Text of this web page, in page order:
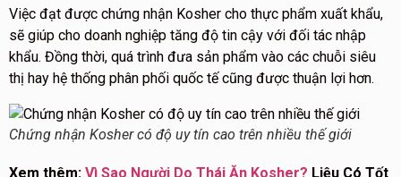
Việc đạt được chứng nhận Kosher cho thực phẩm xuất khẩu,
sẽ giúp cho doanh nghiệp tăng độ tin cậy với đối tác nhập
khẩu. Đồng thời, quá trình đưa sản phẩm vào các chuỗi siêu
thị hay hệ thống phân phối quốc tế cũng được thuận lợi hơn.
Chứng nhận Kosher có độ uy tín cao trên nhiều thế giới
Xem thêm: Vì Sao Người Do Thái Ăn Kosher? Liệu Có Tốt